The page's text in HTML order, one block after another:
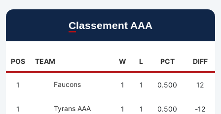
Classement AAA
POS TEAM W L PCT DIFF
1 Faucons 1 1 0.500 12
1 Tyrans AAA 1 1 0.500 -12